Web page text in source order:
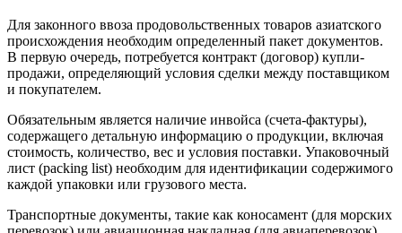
Для законного ввоза продовольственных товаров азиатского
происхождения необходим определенный пакет документов.
В первую очередь, потребуется контракт (договор) купли-
продажи, определяющий условия сделки между поставщиком
и покупателем.
Обязательным является наличие инвойса (счета-фактуры),
содержащего детальную информацию о продукции, включая
стоимость, количество, вес и условия поставки. Упаковочный
лист (packing list) необходим для идентификации содержимого
каждой упаковки или грузового места.
Транспортные документы, такие как коносамент (для морских